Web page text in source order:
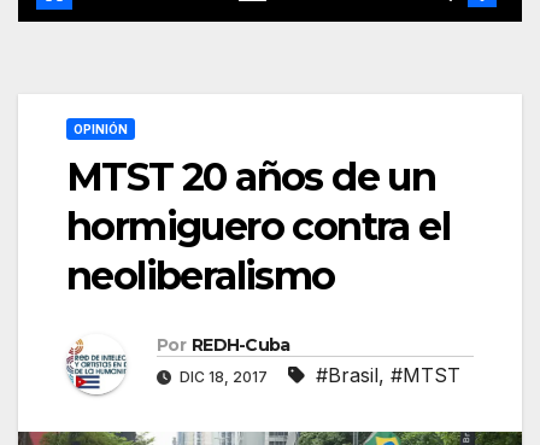
OPINIÓN
MTST 20 años de un
hormiguero contra el
neoliberalismo
Por REDH-Cuba
DIC 18, 2017 #Brasil, #MTST